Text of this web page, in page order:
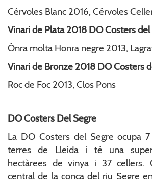
Cérvoles Blanc 2016, Cérvoles
Vinari de Plata 2018 DO Costers del
Ónra molta Honra negre 2013,
Vinari de Bronze 2018 DO Costers
Roc de Foc 2013, Clos Pons
DO Costers Del Segre
La DO Costers del Segre ocupa
terres de Lleida i té una
hectàrees de vinya i 37 cellers.
central de la conca del riu Segre